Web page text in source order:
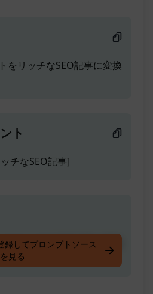
をリッチなSEO記事に変換
ト
チなSEO記事]
をリッチなSEO記事に変換
録してプロンプトソース
を見る